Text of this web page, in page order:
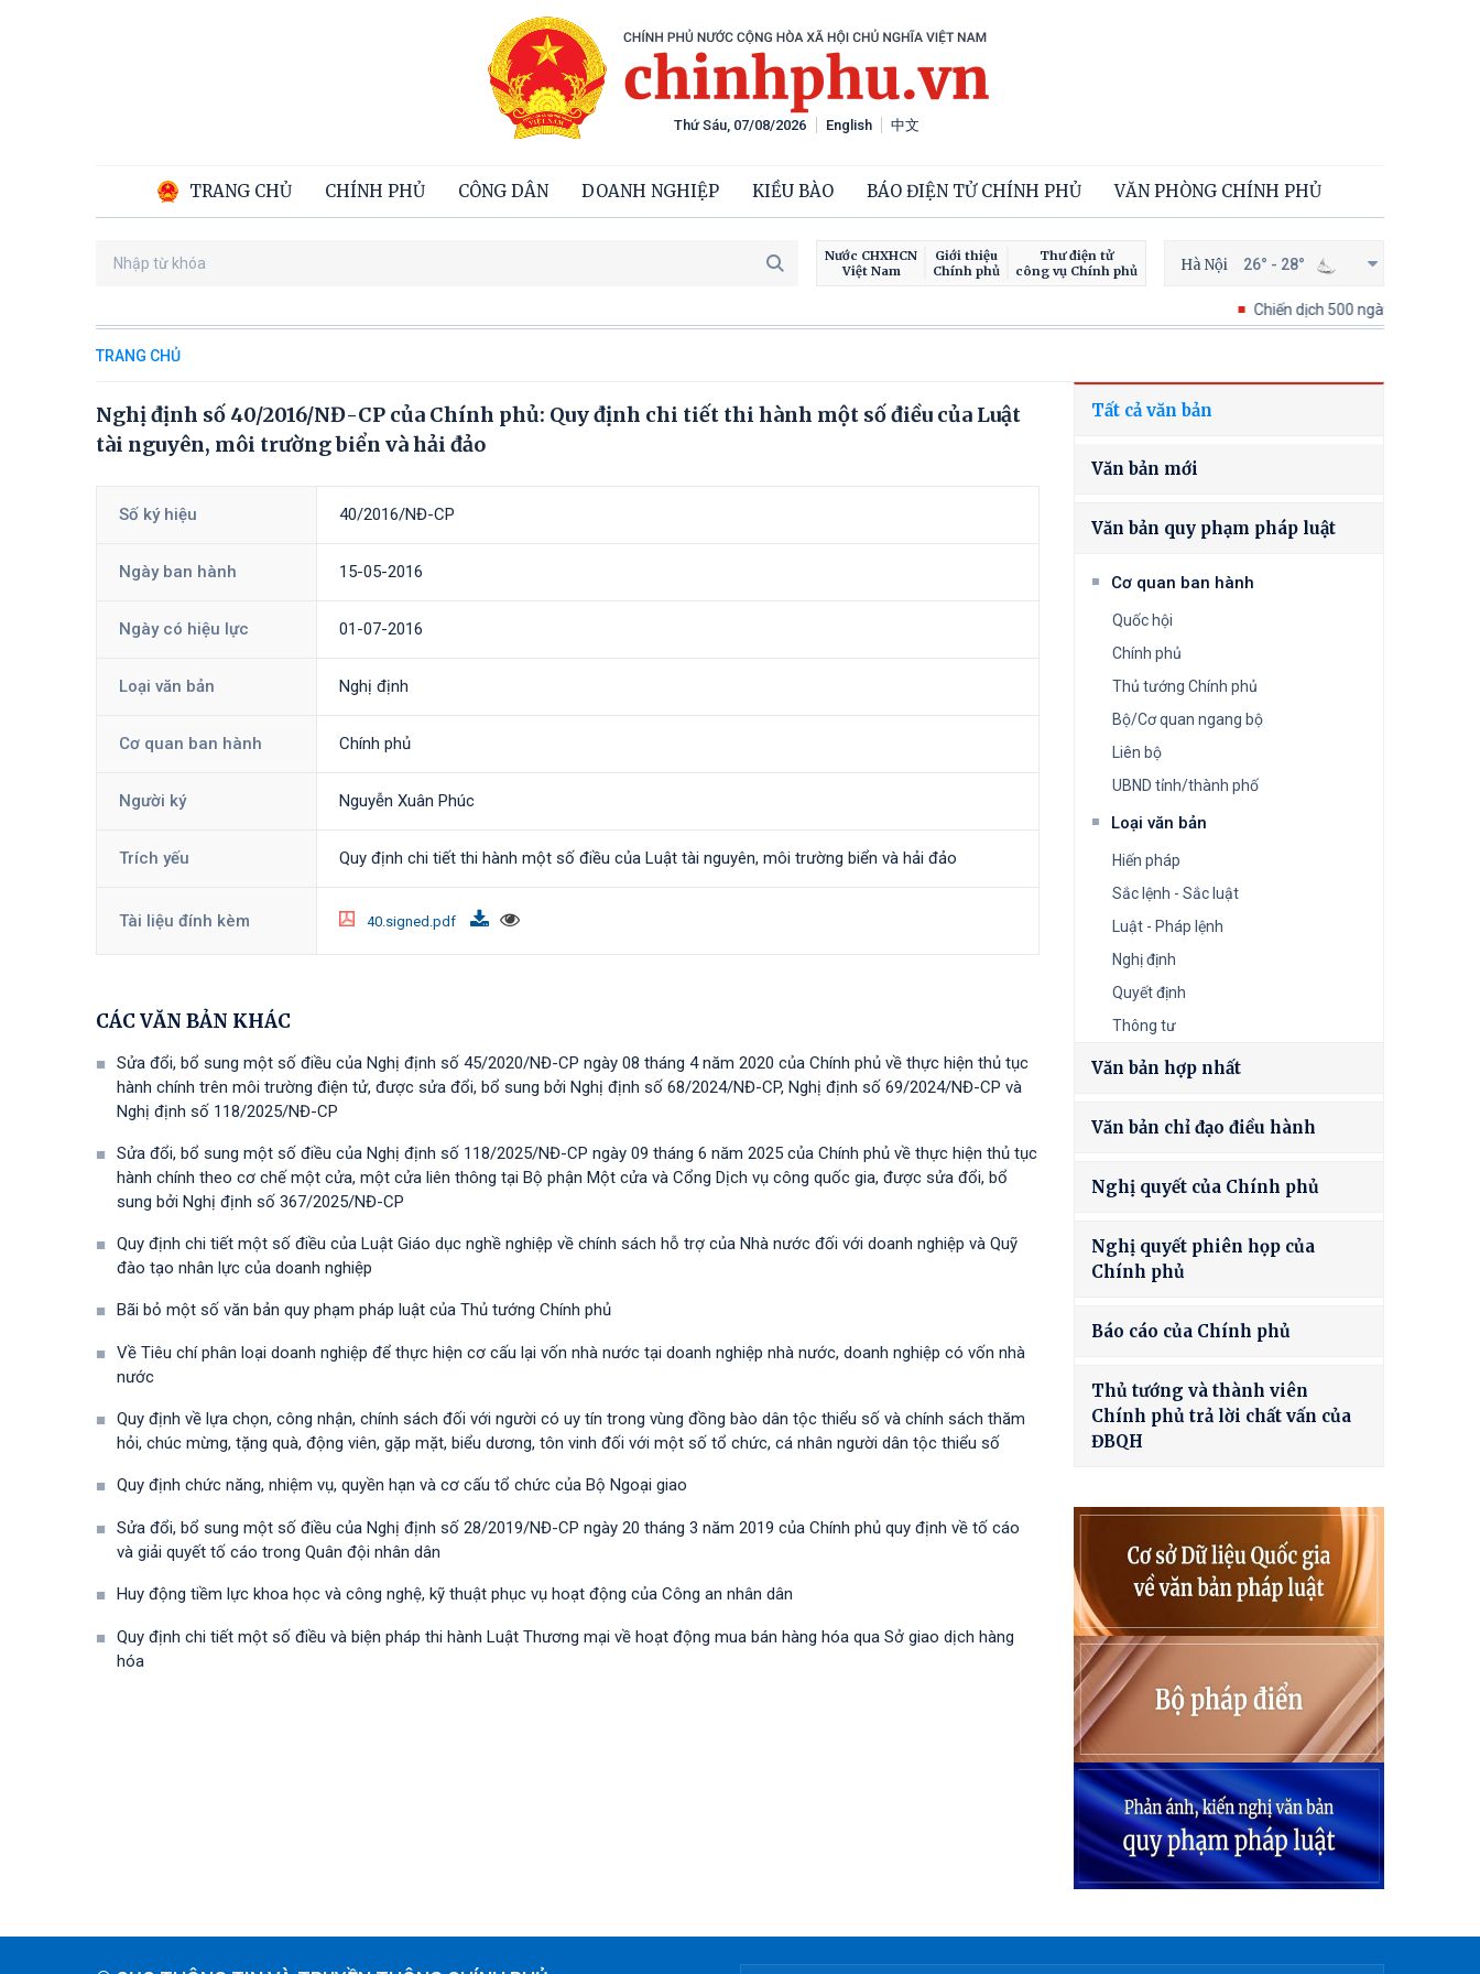
English 中文
TRANG CHỦ CHÍNH PHỦ CÔNG DÂN DOANH NGHIỆP KIỀU BÀO BÁO ĐIỆN TỬ CHÍNH PHỦ VĂN PHÒNG CHÍNH PHỦ
Thứ Sáu, 07/08/2026
Nước CHXHCN
Việt Nam
Giới thiệu
Chính phủ
Thư điện tử
công vụ Chính phủ
Hà Nội 26° - 28°
Chiến dịch 500 ngày đêm tìm kiếm,
TRANG CHỦ
Nghị định số 40/2016/NĐ-CP của Chính phủ: Quy định chi tiết thi hành một số điều của Luật
tài nguyên, môi trường biển và hải đảo
Số ký hiệu 40/2016/NĐ-CP
Ngày ban hành 15-05-2016
Ngày có hiệu lực 01-07-2016
Loại văn bản Nghị định
Cơ quan ban hành Chính phủ
Người ký Nguyễn Xuân Phúc
Trích yếu Quy định chi tiết thi hành một số điều của Luật tài nguyên, môi trường biển và hải đảo
Tài liệu đính kèm 40.signed.pdf
CÁC VĂN BẢN KHÁC
Sửa đổi, bổ sung một số điều của Nghị định số 45/2020/NĐ-CP ngày 08 tháng 4 năm 2020 của Chính phủ về thực hiện thủ tục
hành chính trên môi trường điện tử, được sửa đổi, bổ sung bởi Nghị định số 68/2024/NĐ-CP, Nghị định số 69/2024/NĐ-CP và
Nghị định số 118/2025/NĐ-СР
Sửa đổi, bổ sung một số điều của Nghị định số 118/2025/NĐ-CP ngày 09 tháng 6 năm 2025 của Chính phủ về thực hiện thủ tục
hành chính theo cơ chế một cửa, một cửa liên thông tại Bộ phận Một cửa và Cổng Dịch vụ công quốc gia, được sửa đổi, bổ
sung bởi Nghị định số 367/2025/NĐ-СР
Quy định chi tiết một số điều của Luật Giáo dục nghề nghiệp về chính sách hỗ trợ của Nhà nước đối với doanh nghiệp và Quỹ
đào tạo nhân lực của doanh nghiệp
Bãi bỏ một số văn bản quy phạm pháp luật của Thủ tướng Chính phủ
Về Tiêu chí phân loại doanh nghiệp để thực hiện cơ cấu lại vốn nhà nước tại doanh nghiệp nhà nước, doanh nghiệp có vốn nhà
nước
Quy định về lựa chọn, công nhận, chính sách đối với người có uy tín trong vùng đồng bào dân tộc thiểu số và chính sách thăm
hỏi, chúc mừng, tặng quà, động viên, gặp mặt, biểu dương, tôn vinh đối với một số tổ chức, cá nhân người dân tộc thiểu số
Quy định chức năng, nhiệm vụ, quyền hạn và cơ cấu tổ chức của Bộ Ngoại giao
Sửa đổi, bổ sung một số điều của Nghị định số 28/2019/NĐ-CР ngày 20 tháng 3 năm 2019 của Chính phủ quy định về tố cáo
và giải quyết tố cáo trong Quân đội nhân dân
Huy động tiềm lực khoa học và công nghệ, kỹ thuật phục vụ hoạt động của Công an nhân dân
Quy định chi tiết một số điều và biện pháp thi hành Luật Thương mại về hoạt động mua bán hàng hóa qua Sở giao dịch hàng
hóa
Tất cả văn bản
Văn bản mới
Văn bản quy phạm pháp luật
Cơ quan ban hành
Quốc hội
Chính phủ
Thủ tướng Chính phủ
Bộ/Cơ quan ngang bộ
Liên bộ
UBND tỉnh/thành phố
Loại văn bản
Hiến pháp
Sắc lệnh - Sắc luật
Luật - Pháp lệnh
Nghị định
Quyết định
Thông tư
Văn bản hợp nhất
Văn bản chỉ đạo điều hành
Nghị quyết của Chính phủ
Nghị quyết phiên họp của
Chính phủ
Báo cáo của Chính phủ
Thủ tướng và thành viên
Chính phủ trả lời chất vấn của
ĐBQH